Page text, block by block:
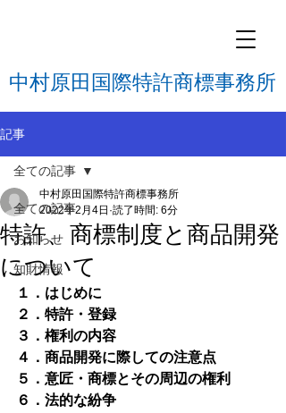
中村原田国際特許商標事務所
記事
全ての記事
お知らせ
知財情報
全ての記事
特許、商標制度と商品開発
について
中村原田国際特許商標事務所
2022年2月4日 読了時間: 6分
１．はじめに
２．特許・登録
３．権利の内容
４．商品開発に際しての注意点
５．意匠・商標とその周辺の権利
６．法的な紛争